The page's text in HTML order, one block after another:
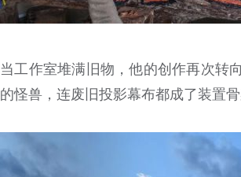
当工作室堆满旧物，他的创作再次转
的怪兽，连废旧投影幕布都成了装置骨